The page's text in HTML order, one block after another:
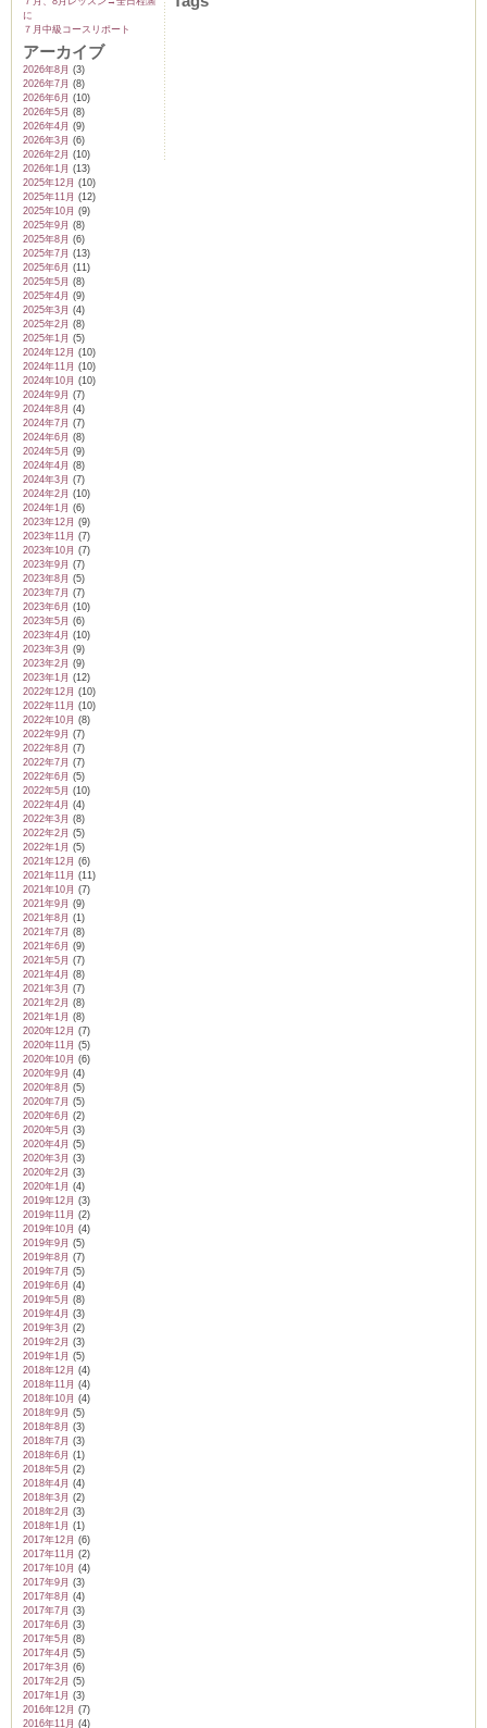
に
７月中級コースリポート
アーカイブ
2026年8月 (3)
2026年7月 (8)
2026年6月 (10)
2026年5月 (8)
2026年4月 (9)
2026年3月 (6)
2026年2月 (10)
2026年1月 (13)
2025年12月 (10)
2025年11月 (12)
2025年10月 (9)
2025年9月 (8)
2025年8月 (6)
2025年7月 (13)
2025年6月 (11)
2025年5月 (8)
2025年4月 (9)
2025年3月 (4)
2025年2月 (8)
2025年1月 (5)
2024年12月 (10)
2024年11月 (10)
2024年10月 (10)
2024年9月 (7)
2024年8月 (4)
2024年7月 (7)
2024年6月 (8)
2024年5月 (9)
2024年4月 (8)
2024年3月 (7)
2024年2月 (10)
2024年1月 (6)
2023年12月 (9)
2023年11月 (7)
2023年10月 (7)
2023年9月 (7)
2023年8月 (5)
2023年7月 (7)
2023年6月 (10)
2023年5月 (6)
2023年4月 (10)
2023年3月 (9)
2023年2月 (9)
2023年1月 (12)
2022年12月 (10)
2022年11月 (10)
2022年10月 (8)
2022年9月 (7)
2022年8月 (7)
2022年7月 (7)
2022年6月 (5)
2022年5月 (10)
2022年4月 (4)
2022年3月 (8)
2022年2月 (5)
2022年1月 (5)
2021年12月 (6)
2021年11月 (11)
2021年10月 (7)
2021年9月 (9)
2021年8月 (1)
2021年7月 (8)
2021年6月 (9)
2021年5月 (7)
2021年4月 (8)
2021年3月 (7)
2021年2月 (8)
2021年1月 (8)
2020年12月 (7)
2020年11月 (5)
2020年10月 (6)
2020年9月 (4)
2020年8月 (5)
2020年7月 (5)
2020年6月 (2)
2020年5月 (3)
2020年4月 (5)
2020年3月 (3)
2020年2月 (3)
2020年1月 (4)
2019年12月 (3)
2019年11月 (2)
2019年10月 (4)
2019年9月 (5)
2019年8月 (7)
2019年7月 (5)
2019年6月 (4)
2019年5月 (8)
2019年4月 (3)
2019年3月 (2)
2019年2月 (3)
2019年1月 (5)
2018年12月 (4)
2018年11月 (4)
2018年10月 (4)
2018年9月 (5)
2018年8月 (3)
2018年7月 (3)
2018年6月 (1)
2018年5月 (2)
2018年4月 (4)
2018年3月 (2)
2018年2月 (3)
2018年1月 (1)
2017年12月 (6)
2017年11月 (2)
2017年10月 (4)
2017年9月 (3)
2017年8月 (4)
2017年7月 (3)
2017年6月 (3)
2017年5月 (8)
2017年4月 (5)
2017年3月 (6)
2017年2月 (5)
2017年1月 (3)
2016年12月 (7)
2016年11月 (4)